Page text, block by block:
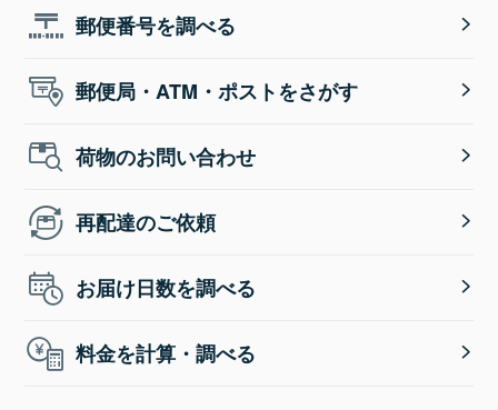
郵便番号を調べる
郵便局・ATM・ポストをさがす
荷物のお問い合わせ
再配達のご依頼
お届け日数を調べる
料金を計算・調べる